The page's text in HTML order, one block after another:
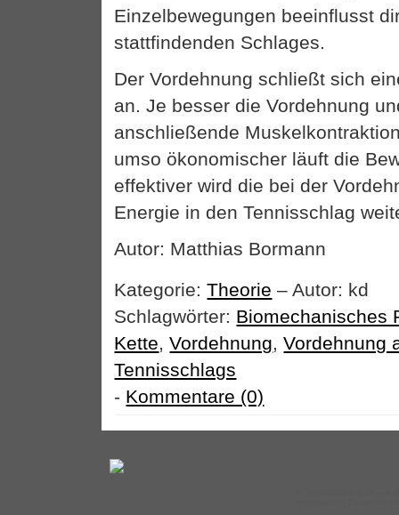
Einzelbewegungen beeinflusst
stattfindenden Schlages.
Der Vordehnung schließt sich
an. Je besser die Vordehnung
anschließende
umso ökonomischer läuft die
effektiver wird die bei der
Energie in den Tennisschlag
Autor: Matthias Bormann
Kategorie:Theorie – Autor: kd
Schlagwörter: Biomechanisches
Kette,Vordehnung,Vordehnung
Tennisschlags
- Kommentare (0)